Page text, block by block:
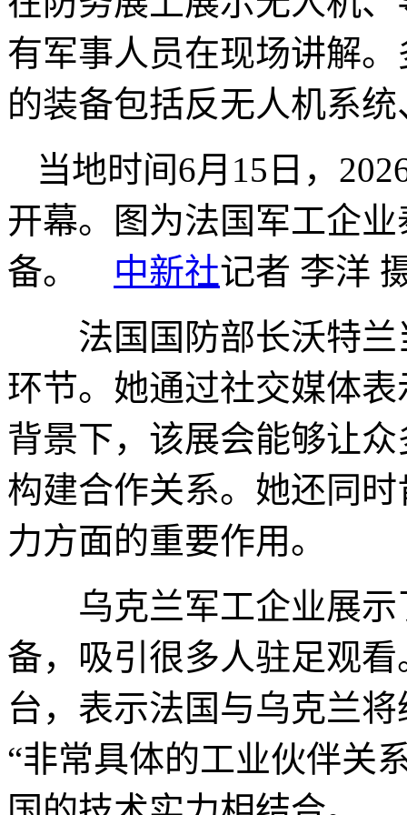
有军事人员在现场讲解
的装备包括反无人机系
当地时间6月15日，
开幕。图为法国军工企
备。 中新社记者 李洋
法国国防部长沃特兰
环节。她通过社交媒体
背景下，该展会能够让
构建合作关系。她还同
力方面的重要作用。
乌克兰军工企业展示
备，吸引很多人驻足观
台，表示法国与乌克兰
“非常具体的工业伙伴关